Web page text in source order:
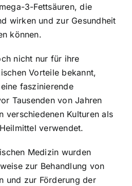
3-Fettsäuren, die
wirken und zur Gesundheit
können.
nicht nur für ihre
Vorteile bekannt,
faszinierende
Tausenden von Jahren
verschiedenen Kulturen als
verwendet.
Medizin wurden
zur Behandlung von
und zur Förderung der